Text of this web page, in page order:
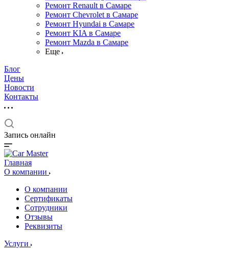
Ремонт Renault в Самаре
Ремонт Chevrolet в Самаре
Ремонт Hyundai в Самаре
Ремонт KIA в Самаре
Ремонт Mazda в Самаре
Еще
Блог
Цены
Новости
Контакты
Запись онлайн
Главная
О компании
О компании
Сертификаты
Сотрудники
Отзывы
Реквизиты
Услуги